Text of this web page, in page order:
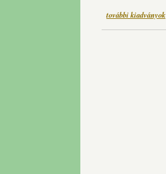
további kiadványok